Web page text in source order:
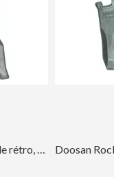
Doosan – pelle rétro, dents de pelle résistantes à l'usure, DH420